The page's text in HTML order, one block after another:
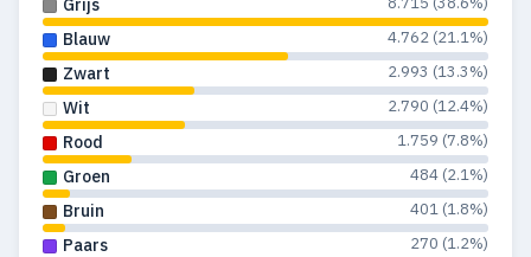
Grijs
Blauw 4.762 (21.1%)
Zwart 2.993 (13.3%)
Wit 2.790 (12.4%)
Rood 1.759 (7.8%)
Groen 484 (2.1%)
Bruin 401 (1.8%)
Paars 270 (1.2%)